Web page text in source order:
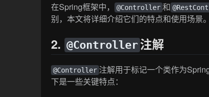
在Spring框架中， @Controller 和
别，本文将详细介绍它们的特点和使用场景。
2.@Controller 注解
@Controller 注解用于标记一个类作为
下是一些关键特点：